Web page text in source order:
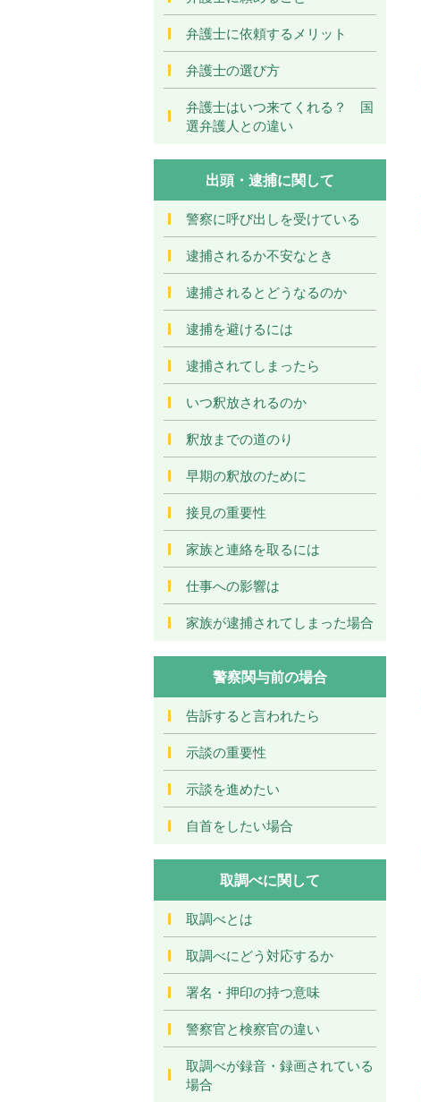
弁護士に依頼するメリット
弁護士の選び方
弁護士はいつ来てくれる？ 国
選弁護人との違い
出頭・逮捕に関して
警察に呼び出しを受けている
逮捕されるか不安なとき
逮捕されるとどうなるのか
逮捕を避けるには
逮捕されてしまったら
いつ釈放されるのか
釈放までの道のり
早期の釈放のために
接見の重要性
家族と連絡を取るには
仕事への影響は
家族が逮捕されてしまった場合
警察関与前の場合
告訴すると言われたら
示談の重要性
示談を進めたい
自首をしたい場合
取調べに関して
取調べとは
取調べにどう対応するか
署名・押印の持つ意味
警察官と検察官の違い
取調べが録音・録画されている
場合